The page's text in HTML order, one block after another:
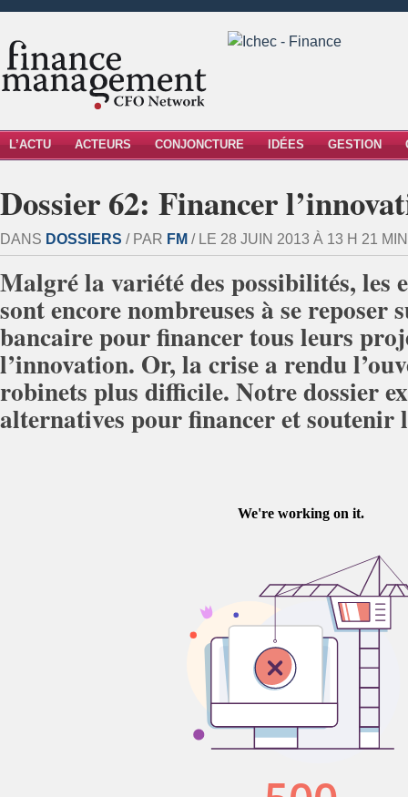
L’ACTU ACTEURS CONJONCTURE IDÉES GESTION
Dossier 62: Financer
DANS DOSSIERS / PAR FM / LE 28 JUIN 2013 À 13 H 21
Malgré la variété des possibilités, les
sont encore nombreuses à se
bancaire pour financer tous leurs
l’innovation. Or, la crise a rendu
robinets plus difficile. Notre dossier
alternatives pour financer et soutenir